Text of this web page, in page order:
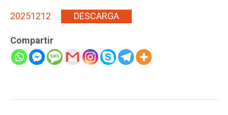
20251212
DESCARGA
Compartir